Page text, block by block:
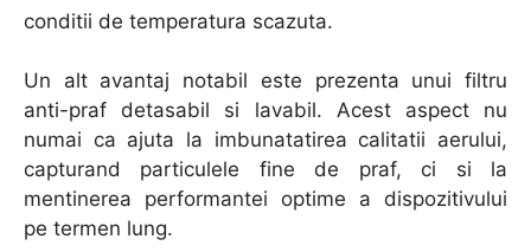
conditii de temperatura scazuta.
Un alt avantaj notabil este prezenta unui filtru
anti-praf detasabil si lavabil. Acest aspect nu
numai ca ajuta la imbunatatirea calitatii aerului,
capturand particulele fine de praf, ci si la
mentinerea performantei optime a dispozitivului
pe termen lung.